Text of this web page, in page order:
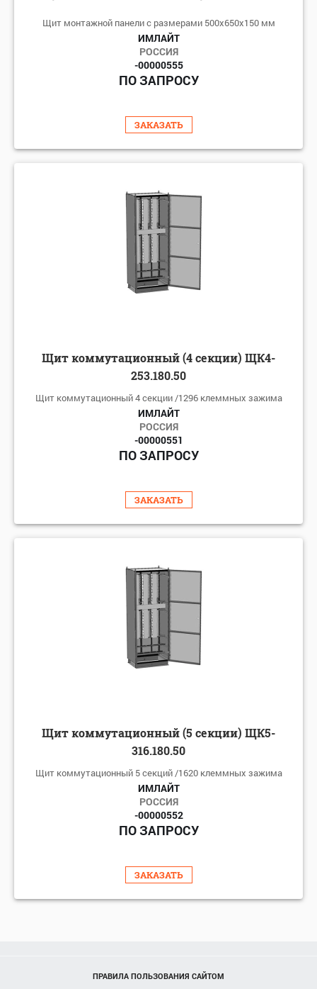
Щит монтажной панели с размерами 500х650х150 мм
ИМЛАЙТ
РОССИЯ
-00000555
ПО ЗАПРОСУ
ЗАКАЗАТЬ
Щит коммутационный (4 секции) ЩК4-
253.180.50
Щит коммутационный 4 секции /1296 клеммных зажима
ИМЛАЙТ
РОССИЯ
-00000551
ПО ЗАПРОСУ
ЗАКАЗАТЬ
Щит коммутационный (5 секции) ЩК5-
316.180.50
Щит коммутационный 5 секций /1620 клеммных зажима
ИМЛАЙТ
РОССИЯ
-00000552
ПО ЗАПРОСУ
ЗАКАЗАТЬ
ПРАВИЛА ПОЛЬЗОВАНИЯ САЙТОМ